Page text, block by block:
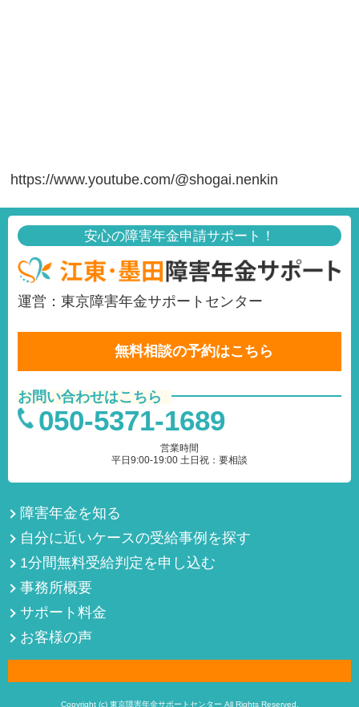
https://www.youtube.com/@shogai.nenkin
安心の障害年金申請サポート！
運営：東京障害年金サポートセンター
無料相談の予約はこちら
お問い合わせはこちら
050-5371-1689
営業時間
平日9:00-19:00 土日祝：要相談
障害年金を知る
自分に近いケースの受給事例を探す
1分間無料受給判定を申し込む
事務所概要
サポート料金
お客様の声
Copyright (c) 東京障害年金サポートセンター All Rights Reserved.